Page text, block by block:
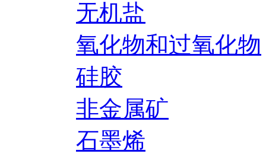
无机盐
氧化物和过氧化物
硅胶
非金属矿
石墨烯